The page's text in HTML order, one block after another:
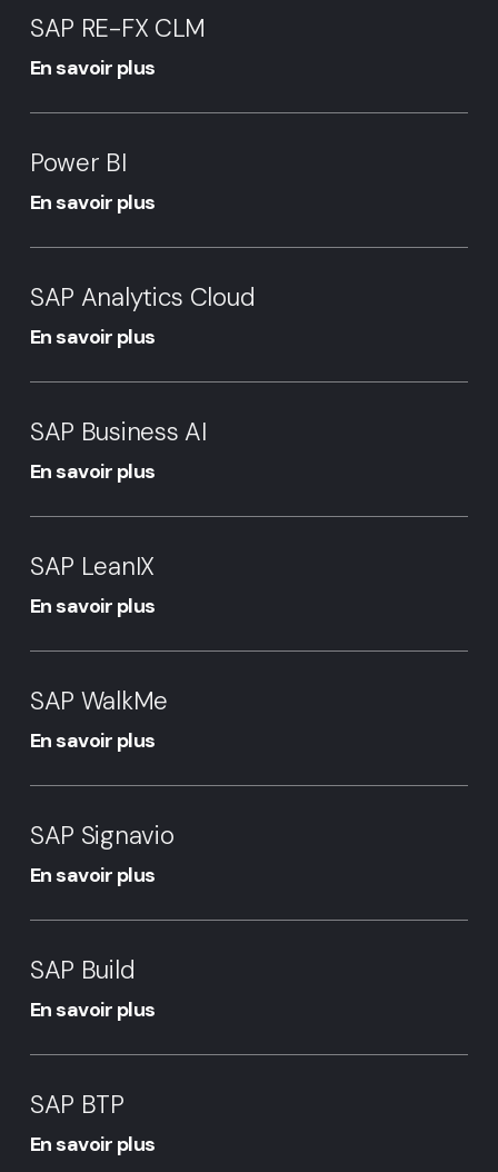
RE-
FX
CLM
SAP RE-FX CLM
En savoir plus
BI
Power BI
En savoir plus
Analytics
Cloud
SAP Analytics Cloud
En savoir plus
Business
AI
SAP Business AI
En savoir plus
LeanIX
SAP LeanIX
En savoir plus
WalkMe
SAP WalkMe
En savoir plus
Signavio
SAP Signavio
En savoir plus
Build
SAP Build
En savoir plus
BTP
SAP BTP
En savoir plus